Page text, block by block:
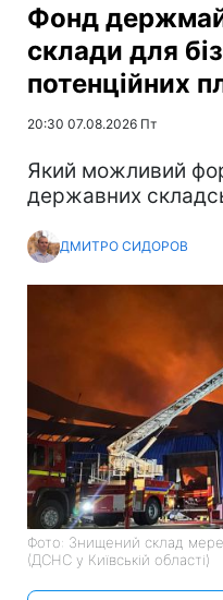
Фонд
склади для
потенційних
20:30 07.08.2026 Пт
Який можливий
державних
ДМИТРО СИДОРОВ
Фото: Знищений склад
(ДСНС у Київській області)